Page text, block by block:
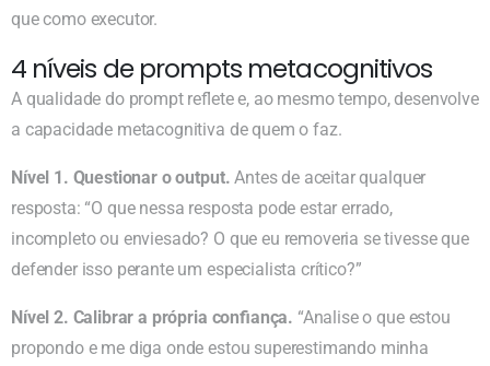
que como executor.
4 níveis de prompts metacognitivos
A qualidade do prompt reflete e, ao mesmo tempo, desenvolve
a capacidade metacognitiva de quem o faz.
Nível 1. Questionar o output. Antes de aceitar qualquer
resposta: “O que nessa resposta pode estar errado,
incompleto ou enviesado? O que eu removeria se tivesse que
defender isso perante um especialista crítico?”
Nível 2. Calibrar a própria confiança. “Analise o que estou
propondo e me diga onde estou superestimando minha